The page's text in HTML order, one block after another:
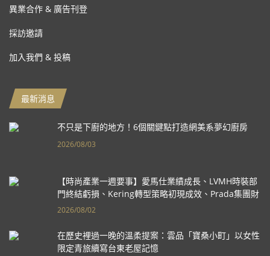
異業合作 & 廣告刊登
採訪邀請
加入我們 & 投稿
最新消息
不只是下廚的地方！6個關鍵點打造網美系夢幻廚房
2026/08/03
【時尚產業一週要事】愛馬仕業績成長、LVMH時裝部
門終結虧損、Kering轉型策略初現成效、Prada集團財
報亮眼
2026/08/02
在歷史裡過一晚的溫柔提案：雲品「寶桑小町」以女性
限定青旅續寫台東老屋記憶